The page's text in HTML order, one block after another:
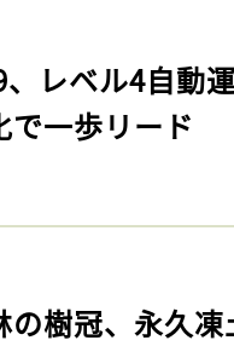
、レベル4自動
で一歩リード
の樹冠、永久